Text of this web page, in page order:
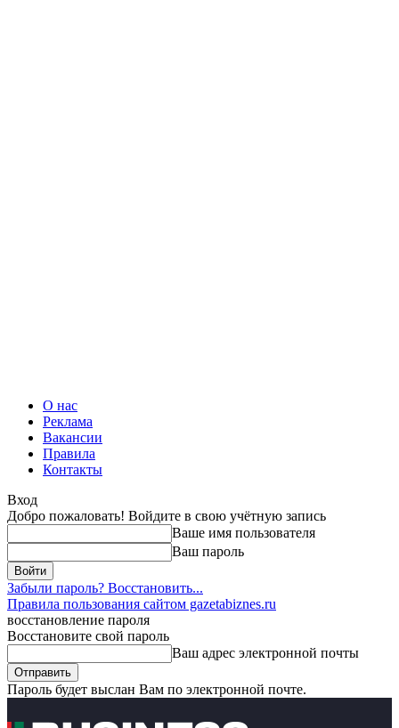
О нас
Реклама
Вакансии
Правила
Контакты
Вход
Добро пожаловать! Войдите в свою учётную запись
Ваше имя пользователя
Ваш пароль
Забыли пароль? Восстановить...
Правила пользования сайтом gazetabiznes.ru
восстановление пароля
Восстановите свой пароль
Ваш адрес электронной почты
Пароль будет выслан Вам по электронной почте.